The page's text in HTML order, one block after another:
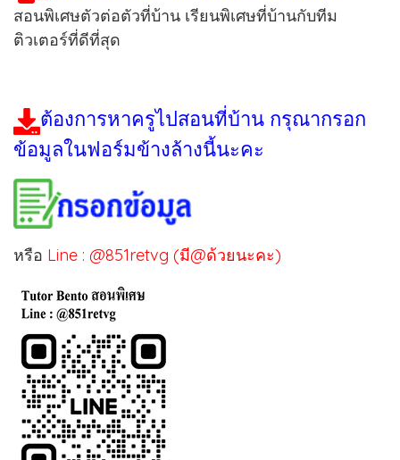
สอนพิเศษตัวต่อตัวที่บ้าน เรียนพิเศษที่บ้านกับทีม
ติวเตอร์ที่ดีที่สุด
ต้องการหาครูไปสอนที่บ้าน กรุณากรอก
ข้อมูลในฟอร์มข้างล้างนี้นะคะ
หรือ Line : @851retvg (มี@ด้วยนะคะ)